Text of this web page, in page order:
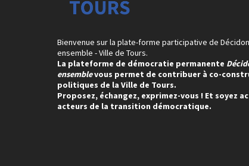
Bienvenue sur la plate-forme participative de
ensemble - Ville de Tours.
La plateforme de démocratie permanente
ensemblevous permet de contribuer à co-
politiques de la Ville de Tours.
Proposez, échangez, exprimez-vous ! Et soyez
acteurs de la transition démocratique.